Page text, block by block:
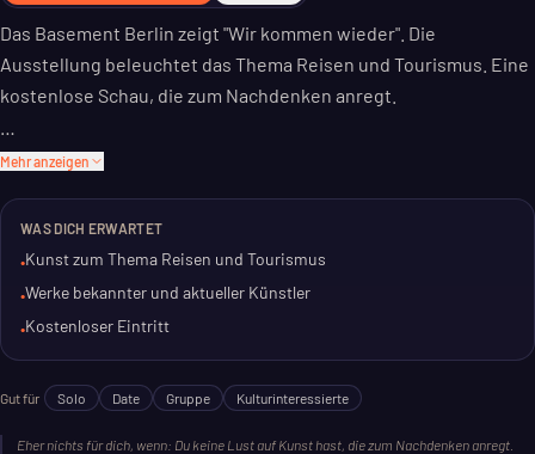
Das Basement Berlin zeigt "Wir kommen wieder". Die
Ausstellung beleuchtet das Thema Reisen und Tourismus. Eine
kostenlose Schau, die zum Nachdenken anregt.
Kuratiert wurde die Ausstellung von Sonya Schönberger, Flo
Camargo, Esther Ernst und weiteren Künstlern
zusammengetragen. Auch Werke von Kurt Mühlenhaupt und
Oskar Nerlinger sind zu sehen.
Es geht um die Entwicklung vom individuellen Reisen zum
sich wiederholt. Eine gute Gelegenheit, sich mit dem Thema
auseinanderzusetzen.
Mehr anzeigen
WAS DICH ERWARTET
•Kunst zum Thema Reisen und Tourismus
•Werke bekannter und aktueller Künstler
•Kostenloser Eintritt
Gut für Solo Date Gruppe Kulturinteressierte
Eher nichts für dich, wenn: Du keine Lust auf Kunst hast, die zum Nachdenken anregt.